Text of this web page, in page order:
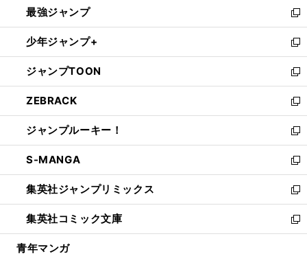
ド
ウ
で
開
く
ィ
ン
ド
ウ
で
開
く
い
ウ
ィ
ン
ド
ウ
で
開
く
最強ジャンプ
新
し
い
ウ
ィ
ン
ド
ウ
で
開
く
少年ジャンプ+
新
し
い
ウ
ィ
ン
ド
ウ
で
開
く
ジャンプTOON
新
し
い
ウ
ィ
ン
ド
ウ
で
開
く
ZEBRACK
新
し
い
ウ
ィ
ン
ド
ウ
で
開
ジャンプルーキー！
新
し
い
ウ
ィ
ン
ド
ウ
S-MANGA
新
し
い
ウ
ィ
ン
集英社ジャンプリミックス
新
し
い
ウ
集英社コミック文庫
新
し
青年マンガ